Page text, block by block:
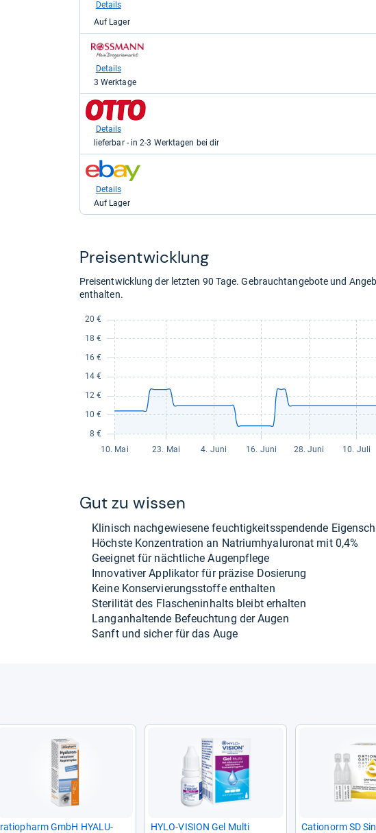
Amazon.de
10,42
kaufen.
Details
Auf Lager
zum
Shop:
für
12,99
kaufen.
Details
3 Werktage
zum
Shop:
Otto.de
für
14,59
kaufen.
Details
lieferbar - in 2-3 Werktagen bei dir
zum
Shop:
für
Details
Auf Lager
Preis­ent­wick­lung
Preisentwicklung der letzten 90 Tage. Gebrauchtangebote und
enthalten.
Gut zu wis­sen
Kli­nisch nach­ge­wie­sene feuch­tig­keitss­pen­dende
Höchste Kon­zen­tra­tion an Natri­um­hyalu­ro­nat mit 0,4%
Geeig­net für nächt­li­che Augen­pflege
Inno­va­ti­ver Appli­ka­tor für prä­zise Dosie­rung
Keine Kon­ser­vie­rungs­stoffe ent­hal­ten
Ste­ri­li­tät des Fla­schen­in­halts bleibt erhal­ten
Lan­gan­hal­tende Befeuch­tung der Augen
Sanft und sicher für das Auge
ratio­pharm GmbH HYALU­
HYLO-​VISION Gel Multi
Catio­norm SD